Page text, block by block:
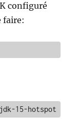
configuré
faire:
15-hotspot